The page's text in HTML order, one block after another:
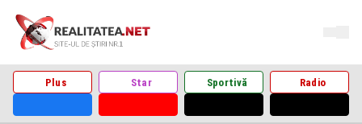
Plus Star Sportivă Radio